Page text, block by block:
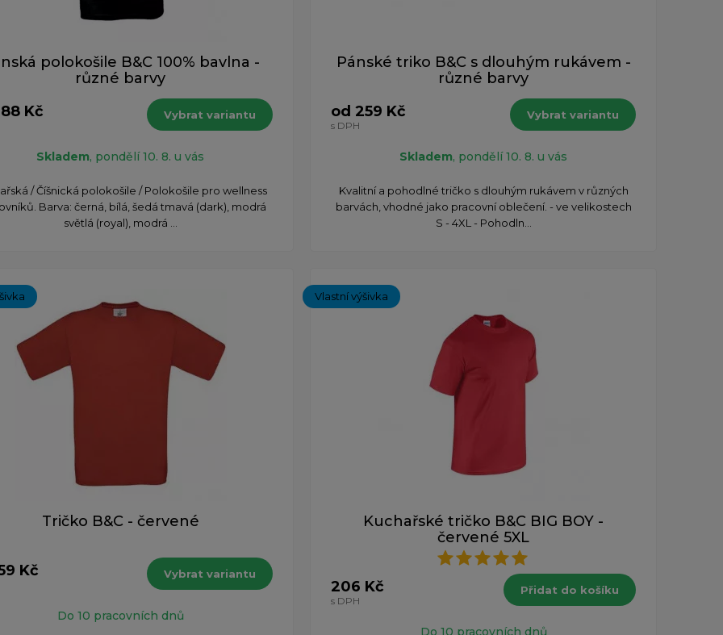
polokošile B&C 100% bavlna -
různé barvy
Kč
Vybrat variantu
Skladem, pondělí 10. 8. u vás
/ Číšnická polokošile / Polokošile pro wellness
Barva: černá, bílá, šedá tmavá (dark), modrá
světlá (royal), modrá ...
Pánské triko B&C s dlouhým rukávem -
různé barvy
od 259 Kč
s DPH
Vybrat variantu
Skladem, pondělí 10. 8. u vás
​Kvalitní a pohodlné tričko s dlouhým rukávem v různých
barvách, vhodné jako pracovní oblečení. - ve velikostech
S - 4XL - Pohodln...
Tričko B&C - červené
Kč Vybrat variantu
Do 10 pracovních dnů
Vlastní výšivka
Kuchařské tričko B&C BIG BOY -
červené 5XL
206 Kč
s DPH
Přidat do košíku
Do 10 pracovních dnů